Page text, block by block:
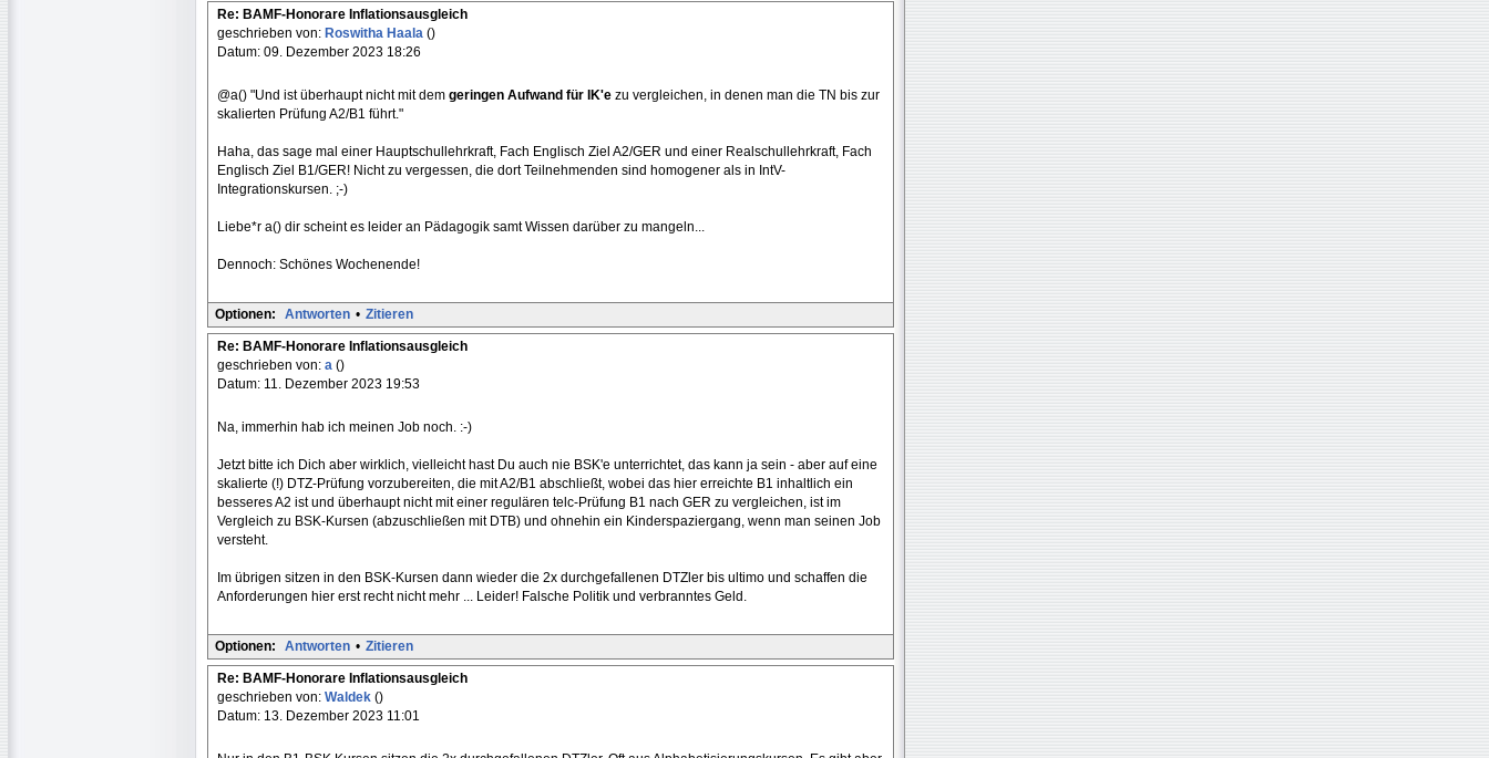
Re: BAMF-Honorare Inflationsausgleich
geschrieben von: Roswitha Haala ()
Datum: 09. Dezember 2023 18:26
@a() "Und ist überhaupt nicht mit dem geringen Aufwand für IK'e zu vergleichen, in denen man die TN bis zur
skalierten Prüfung A2/B1 führt."
Haha, das sage mal einer Hauptschullehrkraft, Fach Englisch Ziel A2/GER und einer Realschullehrkraft, Fach
Englisch Ziel B1/GER! Nicht zu vergessen, die dort Teilnehmenden sind homogener als in IntV-
Integrationskursen. ;-)
Liebe*r a() dir scheint es leider an Pädagogik samt Wissen darüber zu mangeln...
Dennoch: Schönes Wochenende!
Optionen: Antworten • Zitieren
Re: BAMF-Honorare Inflationsausgleich
geschrieben von: a ()
Datum: 11. Dezember 2023 19:53
Na, immerhin hab ich meinen Job noch. :-)
Jetzt bitte ich Dich aber wirklich, vielleicht hast Du auch nie BSK'e unterrichtet, das kann ja sein - aber auf eine
skalierte (!) DTZ-Prüfung vorzubereiten, die mit A2/B1 abschließt, wobei das hier erreichte B1 inhaltlich ein
besseres A2 ist und überhaupt nicht mit einer regulären telc-Prüfung B1 nach GER zu vergleichen, ist im
Vergleich zu BSK-Kursen (abzuschließen mit DTB) und ohnehin ein Kinderspaziergang, wenn man seinen Job
versteht.
Im übrigen sitzen in den BSK-Kursen dann wieder die 2x durchgefallenen DTZler bis ultimo und schaffen die
Anforderungen hier erst recht nicht mehr ... Leider! Falsche Politik und verbranntes Geld.
Optionen: Antworten • Zitieren
Re: BAMF-Honorare Inflationsausgleich
geschrieben von: Waldek ()
Datum: 13. Dezember 2023 11:01